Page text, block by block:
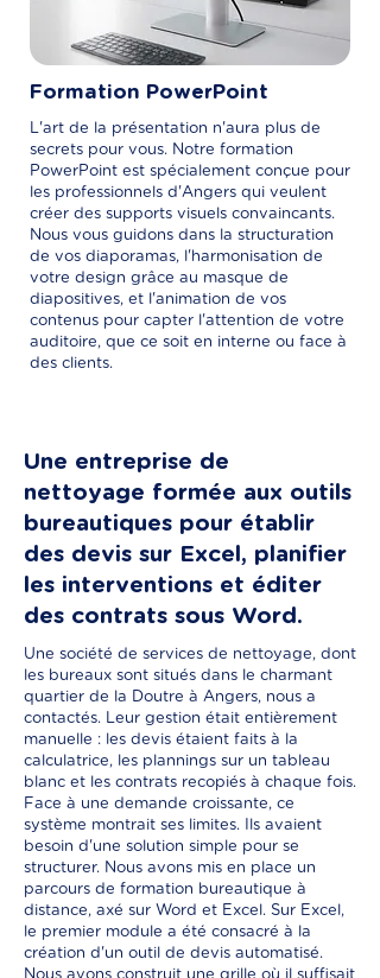
Formation PowerPoint
L'art de la présentation n'aura plus de
secrets pour vous. Notre formation
PowerPoint est spécialement conçue pour
les professionnels d'Angers qui veulent
créer des supports visuels convaincants.
Nous vous guidons dans la structuration
de vos diaporamas, l'harmonisation de
votre design grâce au masque de
diapositives, et l'animation de vos
contenus pour capter l'attention de votre
auditoire, que ce soit en interne ou face à
des clients.
Une entreprise de
nettoyage formée aux outils
bureautiques pour établir
des devis sur Excel, planifier
les interventions et éditer
des contrats sous Word.
Une société de services de nettoyage, dont
les bureaux sont situés dans le charmant
quartier de la Doutre à Angers, nous a
contactés. Leur gestion était entièrement
manuelle : les devis étaient faits à la
calculatrice, les plannings sur un tableau
blanc et les contrats recopiés à chaque fois.
Face à une demande croissante, ce
système montrait ses limites. Ils avaient
besoin d'une solution simple pour se
structurer. Nous avons mis en place un
parcours de formation bureautique à
distance, axé sur Word et Excel. Sur Excel,
le premier module a été consacré à la
création d'un outil de devis automatisé.